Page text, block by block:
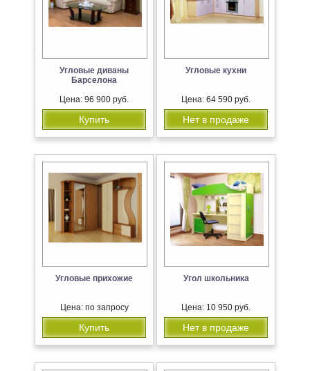
Угловые диваны
Барселона
Цена: 96 900 руб.
Купить
Угловые кухни
Цена: 64 590 руб.
Нет в продаже
Угловые прихожие
Цена: по запросу
Купить
Угол школьника
Цена: 10 950 руб.
Нет в продаже